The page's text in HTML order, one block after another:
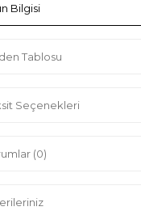
Bilgisi
Tablosu
Seçenekleri
(0)